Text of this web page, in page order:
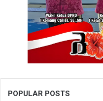
POPULAR POSTS